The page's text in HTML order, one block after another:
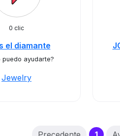
0 clic
el diamante
puedo ayudarte?
Jewelry